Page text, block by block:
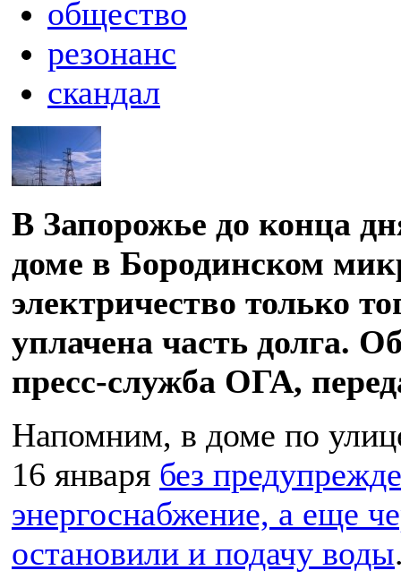
общество
резонанс
скандал
В Запорожье до конца
доме в Бородинском
электричество только
уплачена часть долга.
пресс-служба ОГА,
Напомним, в доме по
16 января без
энергоснабжение, а еще
остановили и подачу воды